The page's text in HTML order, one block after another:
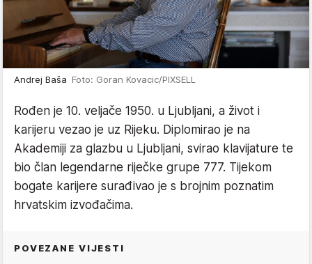
Andrej Baša Foto: Goran Kovacic/PIXSELL
Rođen je 10. veljače 1950. u Ljubljani, a život i
karijeru vezao je uz Rijeku. Diplomirao je na
Akademiji za glazbu u Ljubljani, svirao klavijature te
bio član legendarne riječke grupe 777. Tijekom
bogate karijere surađivao je s brojnim poznatim
hrvatskim izvođačima.
POVEZANE VIJESTI